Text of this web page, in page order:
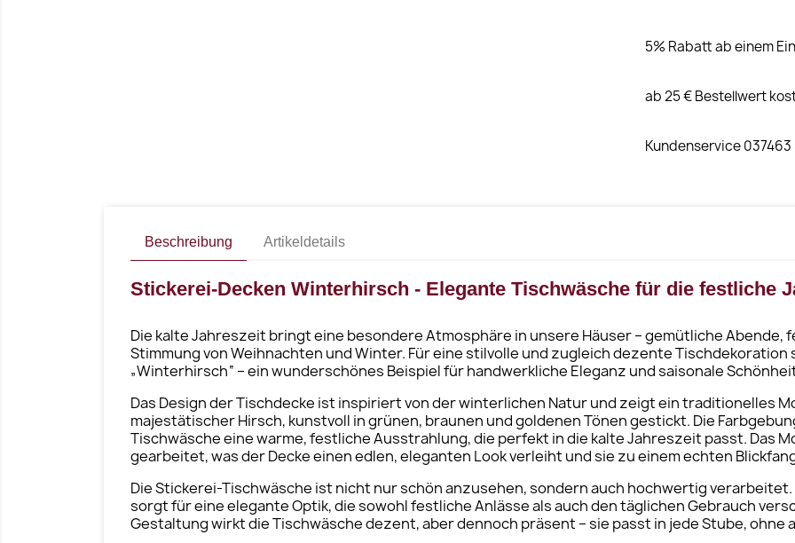
5% Rabatt ab einem
ab 25 € Bestellwert
Kundenservice
Beschreibung Artikeldetails
Stickerei-Decken Winterhirsch - Elegante Tischwäsche für die festliche
Die kalte Jahreszeit bringt eine besondere Atmosphäre in unsere Häuser – gemütliche Abende,
Stimmung von Weihnachten und Winter. Für eine stilvolle und zugleich dezente
„Winterhirsch“ – ein wunderschönes Beispiel für handwerkliche Eleganz und saisonale
Das Design der Tischdecke ist inspiriert von der winterlichen Natur und zeigt ein traditionelles
majestätischer Hirsch, kunstvoll in grünen, braunen und goldenen Tönen gestickt. Die
Tischwäsche eine warme, festliche Ausstrahlung, die perfekt in die kalte Jahreszeit passt. Das
gearbeitet, was der Decke einen edlen, eleganten Look verleiht und sie zu einem echten
Die Stickerei-Tischwäsche ist nicht nur schön anzusehen, sondern auch hochwertig
sorgt für eine elegante Optik, die sowohl festliche Anlässe als auch den täglichen Gebrauch
Gestaltung wirkt die Tischwäsche dezent, aber dennoch präsent – sie passt in jede Stube, ohne